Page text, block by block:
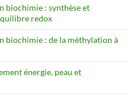
biochimie : synthèse et
redox
biochimie : de la méthylation à
énergie, peau et